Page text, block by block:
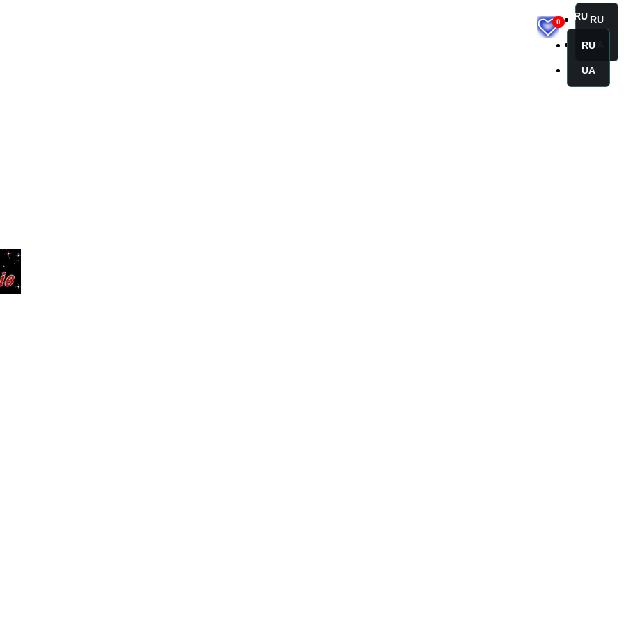
RU
RU
UA
0 RU
UA